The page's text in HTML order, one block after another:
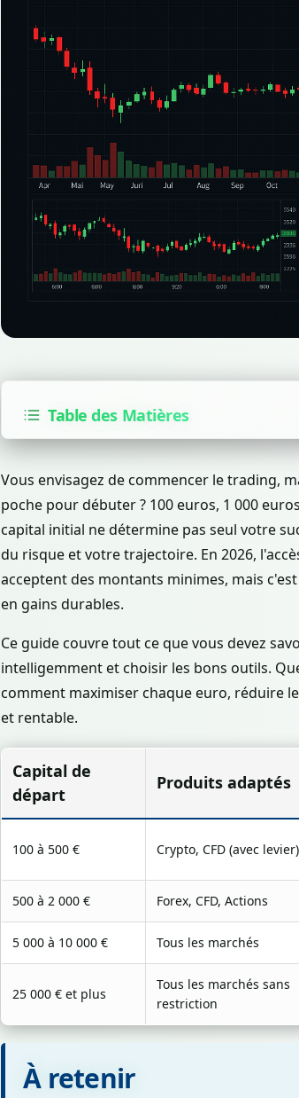
Table des Matières
Vous envisagez de commencer le trading,
poche pour débuter ? 100 euros, 1 000
capital initial ne détermine pas seul votre
du risque et votre trajectoire. En 2026,
acceptent des montants minimes, mais
en gains durables.
Ce guide couvre tout ce que vous devez
intelligemment et choisir les bons outils.
comment maximiser chaque euro, réduire
et rentable.
Capital de
départ
Produits adaptés
100 à 500 € Crypto, CFD (avec levier)
500 à 2 000 € Forex, CFD, Actions
5 000 à 10 000 € Tous les marchés
25 000 € et plus
Tous les marchés sans
restriction
À retenir